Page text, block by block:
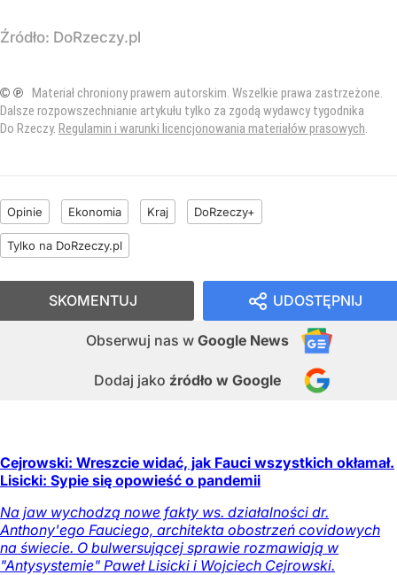
Źródło: DoRzeczy.pl
© ℗ Materiał chroniony prawem autorskim. Wszelkie prawa zastrzeżone.
Dalsze rozpowszechnianie artykułu tylko za zgodą wydawcy tygodnika
Do Rzeczy. Regulamin i warunki licencjonowania materiałów prasowych
Opinie Ekonomia Kraj DoRzeczy+
Tylko na DoRzeczy.pl
UDOSTĘPNIJ
Obserwuj nas w Google News
Dodaj jako źródło w Google
SKOMENTUJ
Cejrowski: Wreszcie widać, jak Fauci wszystkich okłamał.
Lisicki: Sypie się opowieść o pandemii
Na jaw wychodzą nowe fakty ws. działalności dr.
Anthony'ego Fauciego, architekta obostrzeń covidowych
na świecie. O bulwersującej sprawie rozmawiają w
"Antysystemie" Paweł Lisicki i Wojciech Cejrowski.